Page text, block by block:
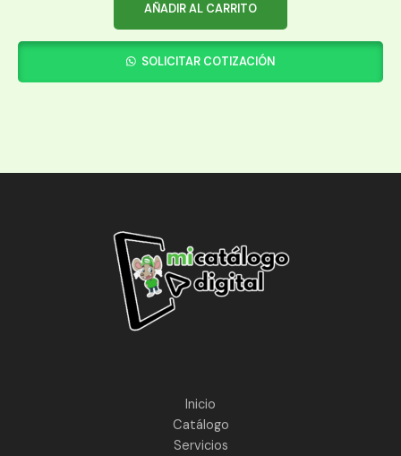
AÑADIR AL CARRITO
SOLICITAR COTIZACIÓN
Inicio
Catálogo
Servicios